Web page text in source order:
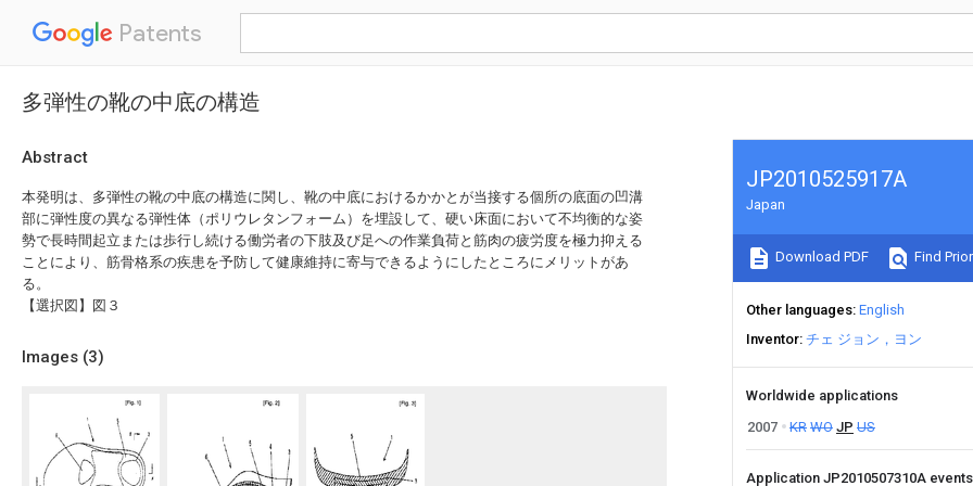
Patents
多弾性の靴の中底の構造
Abstract
本発明は、多弾性の靴の中底の構造に関し、靴の中底におけるかかとが当接する個所の底面の凹溝
部に弾性度の異なる弾性体（ポリウレタンフォーム）を埋設して、硬い床面において不均衡的な姿
勢で長時間起立または歩行し続ける働労者の下肢及び足への作業負荷と筋肉の疲労度を極力抑える
ことにより、筋骨格系の疾患を予防して健康維持に寄与できるようにしたところにメリットがあ
る。
【選択図】図３
Images (3)
JP2010525917A
Japan
Download PDF Find
Other languages English
Inventor チェ ジョン，ヨン
Worldwide applications
2007
KR WO JP US
Application JP2010507310A events